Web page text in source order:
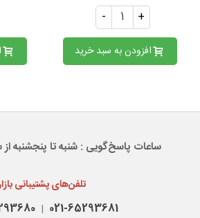
- +
افزودن به سبد خرید
ساعات پاسخ‌گویی : شنبه تا پنجشنبه از ساعت
تلفن‌های پشتیبانی
021-65293681
|